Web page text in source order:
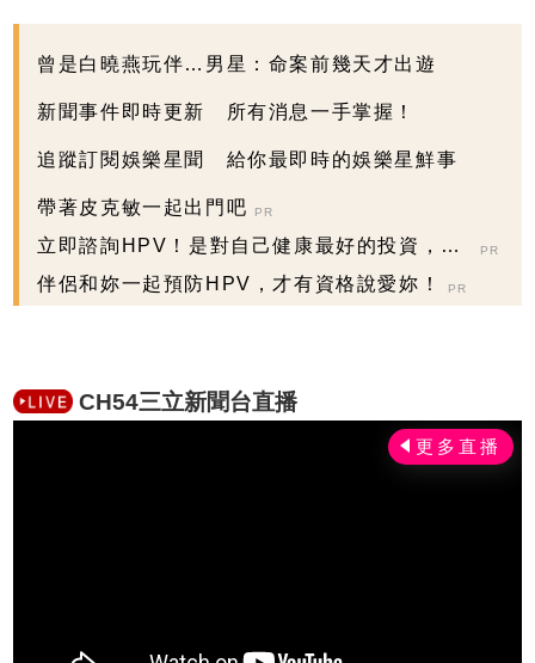
曾是白曉燕玩伴…男星：命案前幾天才出遊
新聞事件即時更新 所有消息一手掌握！
追蹤訂閱娛樂星聞 給你最即時的娛樂星鮮事
帶著皮克敏一起出門吧 PR
立即諮詢HPV！是對自己健康最好的投資，把
握現在不嫌晚...
PR
伴侶和妳一起預防HPV，才有資格說愛妳！ PR
CH54三立新聞台直播